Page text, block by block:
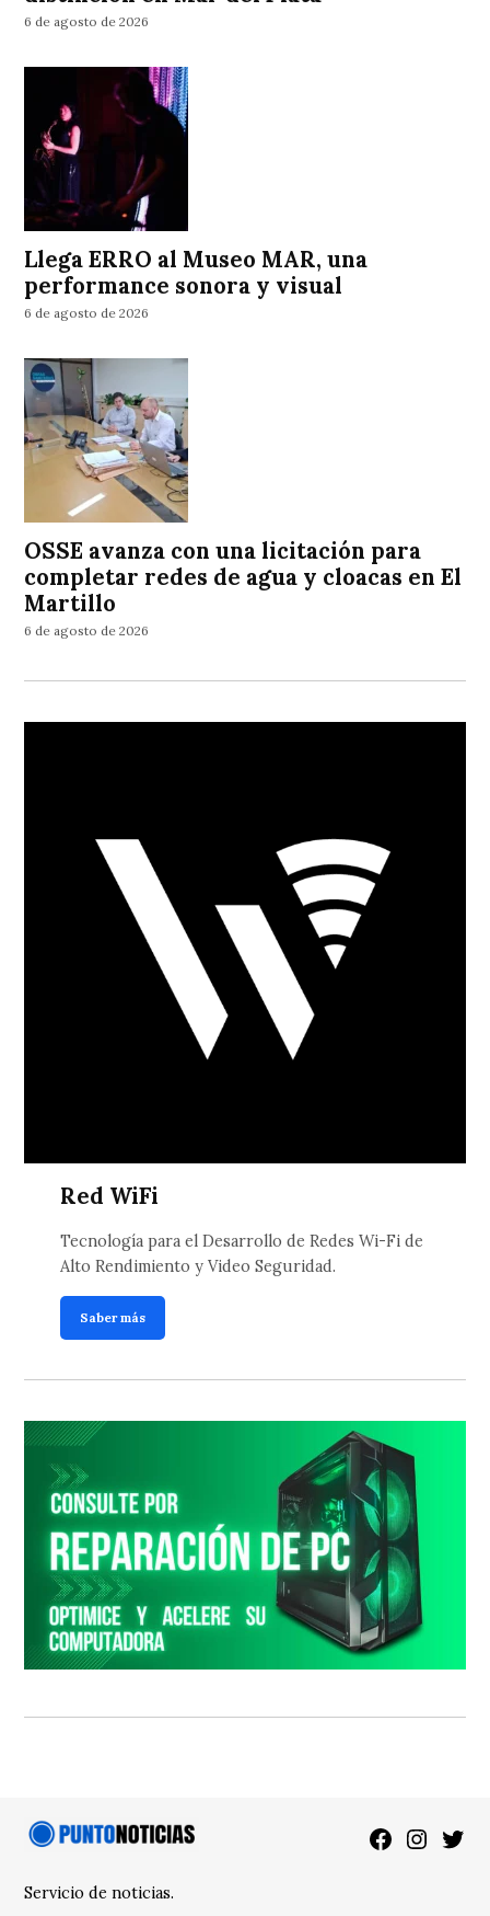
6 de agosto de 2026
Llega ERRO al Museo MAR, una
performance sonora y visual
6 de agosto de 2026
OSSE avanza con una licitación para
completar redes de agua y cloacas en El
Martillo
6 de agosto de 2026
Red WiFi
Tecnología para el Desarrollo de Redes Wi-Fi de
Alto Rendimiento y Video Seguridad.
Saber más
Facebook
Servicio de noticias.